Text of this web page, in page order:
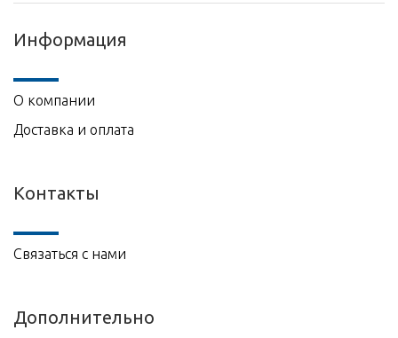
Информация
О компании
Доставка и оплата
Контакты
Связаться с нами
Дополнительно